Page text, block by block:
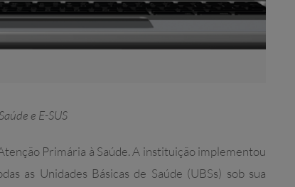
e E-SUS
Primária à Saúde. A instituição implementou
as Unidades Básicas de Saúde (UBSs) sob sua